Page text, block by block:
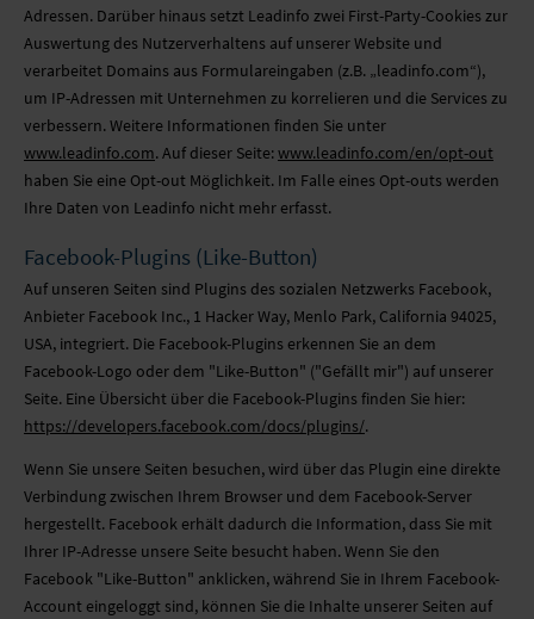
Adressen. Darüber hinaus setzt Leadinfo zwei First-Party-Cookies zur
Auswertung des Nutzerverhaltens auf unserer Website und
verarbeitet Domains aus Formulareingaben (z.B. „leadinfo.com“),
um IP-Adressen mit Unternehmen zu korrelieren und die Services zu
verbessern. Weitere Informationen finden Sie unter
www.leadinfo.com. Auf dieser Seite:www.leadinfo.com/en/opt-out
haben Sie eine Opt-out Möglichkeit. Im Falle eines Opt-outs werden
Ihre Daten von Leadinfo nicht mehr erfasst.
Facebook-Plugins (Like-Button)
Auf unseren Seiten sind Plugins des sozialen Netzwerks Facebook,
Anbieter Facebook Inc., 1 Hacker Way, Menlo Park, California 94025,
USA, integriert. Die Facebook-Plugins erkennen Sie an dem
Facebook-Logo oder dem "Like-Button" ("Gefällt mir") auf unserer
Seite. Eine Übersicht über die Facebook-Plugins finden Sie hier:
https://developers.facebook.com/docs/plugins/.
Wenn Sie unsere Seiten besuchen, wird über das Plugin eine direkte
Verbindung zwischen Ihrem Browser und dem Facebook-Server
hergestellt. Facebook erhält dadurch die Information, dass Sie mit
Ihrer IP-Adresse unsere Seite besucht haben. Wenn Sie den
Facebook "Like-Button" anklicken, während Sie in Ihrem Facebook-
Account eingeloggt sind, können Sie die Inhalte unserer Seiten auf